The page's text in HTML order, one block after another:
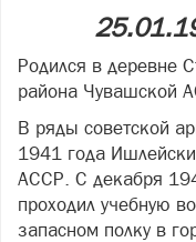
Родился в деревне
района Чувашской
В ряды советской
1941 года
АССР. С декабря
проходил учебную
запасном полку в